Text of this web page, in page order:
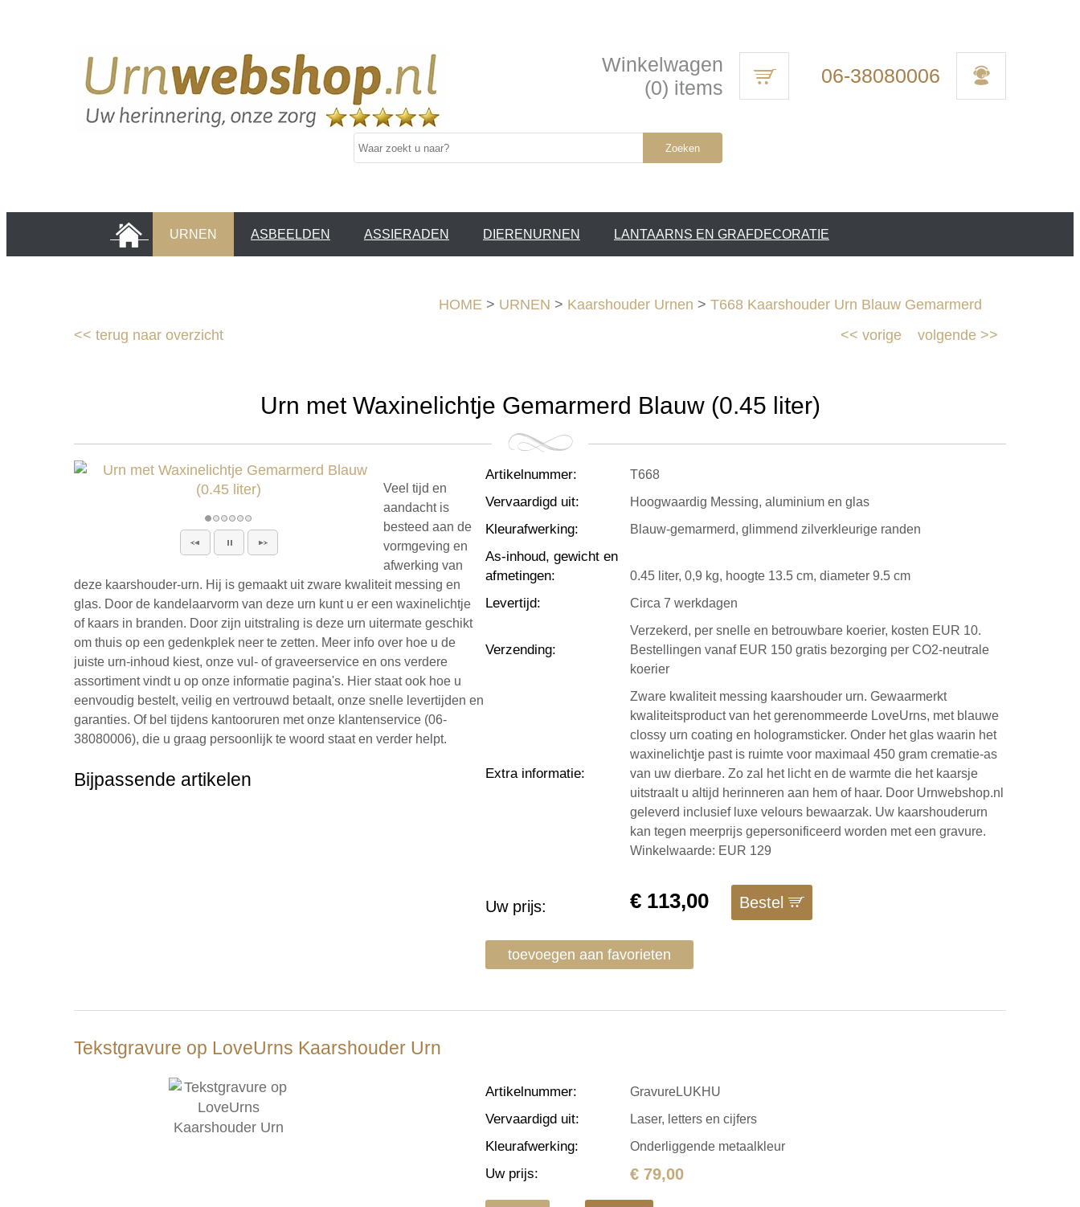
Winkelwagen
(0) items
06-38080006
Zoeken
HOME URNEN ASBEELDEN ASSIERADEN DIERENURNEN LANTAARNS EN GRAFDECORATIE
HOME > URNEN > Kaarshouder Urnen > T668 Kaarshouder Urn Blauw Gemarmerd
<< terug naar overzicht volgende >>
<< vorige
Urn met Waxinelichtje Gemarmerd Blauw (0.45 liter)
Artikelnummer: T668
Vervaardigd uit: Hoogwaardig Messing, aluminium en glas
Kleurafwerking: Blauw-gemarmerd, glimmend zilverkleurige randen
As-inhoud, gewicht en
afmetingen: 0.45 liter, 0,9 kg, hoogte 13.5 cm, diameter 9.5 cm
Levertijd: Circa 7 werkdagen
Verzending:
Verzekerd, per snelle en betrouwbare koerier, kosten EUR 10.
Bestellingen vanaf EUR 150 gratis bezorging per CO2-neutrale
koerier
Extra informatie:
Zware kwaliteit messing kaarshouder urn. Gewaarmerkt
kwaliteitsproduct van het gerenommeerde LoveUrns, met blauwe
clossy urn coating en hologramsticker. Onder het glas waarin het
waxinelichtje past is ruimte voor maximaal 450 gram crematie-as
van uw dierbare. Zo zal het licht en de warmte die het kaarsje
uitstraalt u altijd herinneren aan hem of haar. Door Urnwebshop.nl
geleverd inclusief luxe velours bewaarzak. Uw kaarshouderurn
kan tegen meerprijs gepersonificeerd worden met een gravure.
Winkelwaarde: EUR 129
Uw prijs: € 113,00 Bestel
toevoegen aan favorieten
Veel tijd en
aandacht is
besteed aan de
vormgeving en
afwerking van
deze kaarshouder-urn. Hij is gemaakt uit zware kwaliteit messing en
glas. Door de kandelaarvorm van deze urn kunt u er een waxinelichtje
of kaars in branden. Door zijn uitstraling is deze urn uitermate geschikt
om thuis op een gedenkplek neer te zetten. Meer info over hoe u de
juiste urn-inhoud kiest, onze vul- of graveerservice en ons verdere
assortiment vindt u op onze informatie pagina's. Hier staat ook hoe u
eenvoudig bestelt, veilig en vertrouwd betaalt, onze snelle levertijden en
garanties. Of bel tijdens kantooruren met onze klantenservice (06-
38080006), die u graag persoonlijk te woord staat en verder helpt.
Bijpassende artikelen
Tekstgravure op LoveUrns Kaarshouder Urn
Artikelnummer: GravureLUKHU
Vervaardigd uit: Laser, letters en cijfers
Kleurafwerking: Onderliggende metaalkleur
Uw prijs: € 79,00